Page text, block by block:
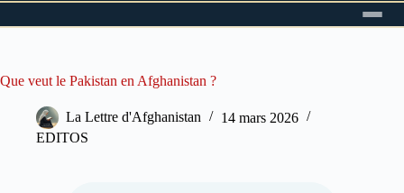
Que veut le Pakistan en Afghanistan ?
La Lettre d'Afghanistan
14 mars 2026
EDITOS